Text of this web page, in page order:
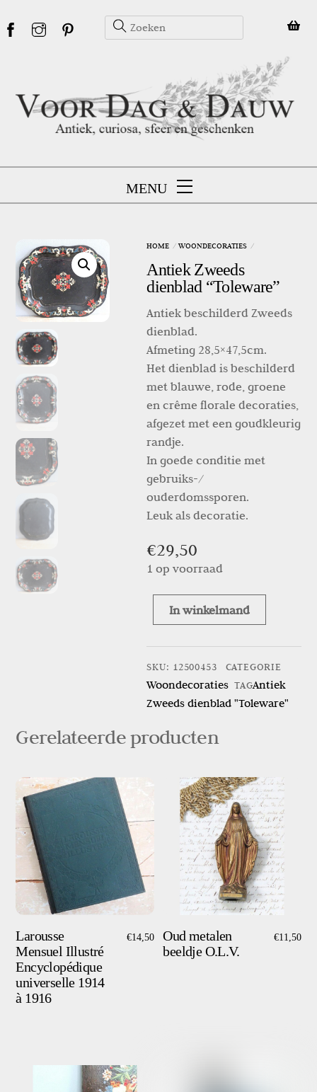
to
MENU
HOME WOONDECORATIES
Antiek Zweeds
dienblad “Toleware”
Antiek beschilderd Zweeds
dienblad.
Afmeting 28,5×47,5cm.
Het dienblad is beschilderd
met blauwe, rode, groene
en crême florale decoraties,
afgezet met een goudkleurig
randje.
In goede conditie met
gebruiks-/
ouderdomssporen.
Leuk als decoratie.
€29,50
1 op voorraad
Antiek
"Toleware"
aantal
In winkelmand
SKU: 12500453 CATEGORIE
Woondecoraties TAGAntiek
Zweeds dienblad "Toleware"
Gerelateerde producten
Larousse
Mensuel Illustré
Encyclopédique
universelle 1914
à 1916
€14,50
Oud metalen
beeldje O.L.V.
€11,50